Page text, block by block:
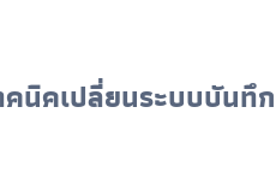
นิคเปลี่ยนระบบบัน